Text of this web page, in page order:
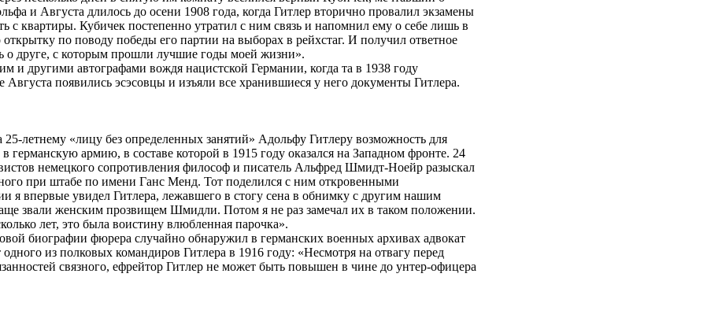
и Августа длилось до осени 1908 года, когда Гитлер вторично провалил экзамены
квартиры. Кубичек постепенно утратил с ним связь и напомнил ему о себе лишь в
по поводу победы его партии на выборах в рейхстаг. И получил ответное
о друге, с которым прошли лучшие годы моей жизни».
и другими автографами вождя нацистской Германии, когда та в 1938 году
появились эсэсовцы и изъяли все хранившиеся у него документы Гитлера.
летнему «лицу без определенных занятий» Адольфу Гитлеру возможность для
германскую армию, в составе которой в 1915 году оказался на Западном фронте. 24
немецкого сопротивления философ и писатель Альфред Шмидт-Ноейр разыскал
при штабе по имени Ганс Менд. Тот поделился с ним откровенными
я впервые увидел Гитлера, лежавшего в стогу сена в обнимку с другим нашим
звали женским прозвищем Шмидли. Потом я не раз замечал их в таком положении.
лет, это была воистину влюбленная парочка».
биографии фюрера случайно обнаружил в германских военных архивах адвокат
из полковых командиров Гитлера в 1916 году: «Несмотря на отвагу перед
связного, ефрейтор Гитлер не может быть повышен в чине до унтер-офицера